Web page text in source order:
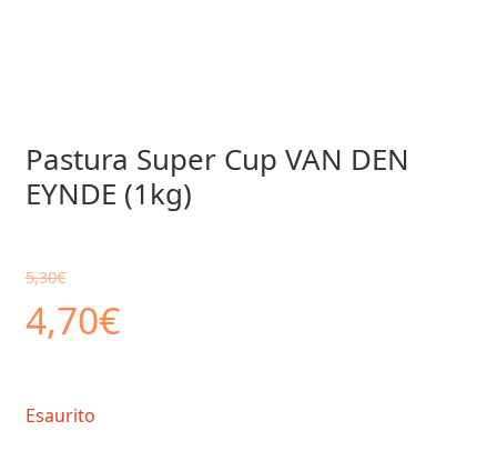
Pastura Super Cup VAN DEN
EYNDE (1kg)
5,30€
Il
originale
4,70€Il
Esaurito